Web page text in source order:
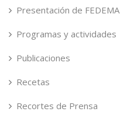
Presentación de FEDEMA
Programas y actividades
Publicaciones
Recetas
Recortes de Prensa